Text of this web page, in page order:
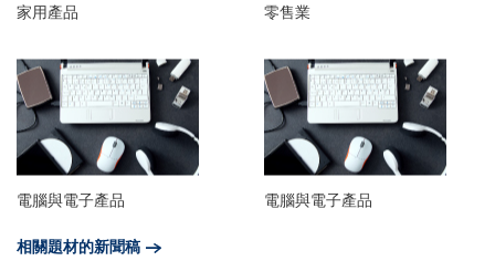
家用產品 零售業
電腦與電子產品
電腦與電子產品
相關題材的新聞稿